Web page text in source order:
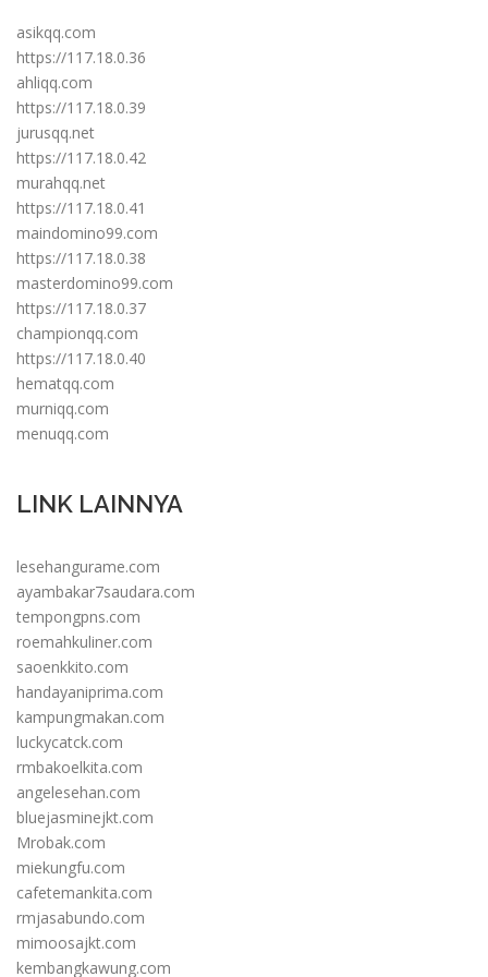
asikqq.com
https://117.18.0.36
ahliqq.com
https://117.18.0.39
jurusqq.net
https://117.18.0.42
murahqq.net
https://117.18.0.41
maindomino99.com
https://117.18.0.38
masterdomino99.com
https://117.18.0.37
championqq.com
https://117.18.0.40
hematqq.com
murniqq.com
menuqq.com
LINK LAINNYA
lesehangurame.com
ayambakar7saudara.com
tempongpns.com
roemahkuliner.com
saoenkkito.com
handayaniprima.com
kampungmakan.com
luckycatck.com
rmbakoelkita.com
angelesehan.com
bluejasminejkt.com
Mrobak.com
miekungfu.com
cafetemankita.com
rmjasabundo.com
mimoosajkt.com
kembangkawung.com